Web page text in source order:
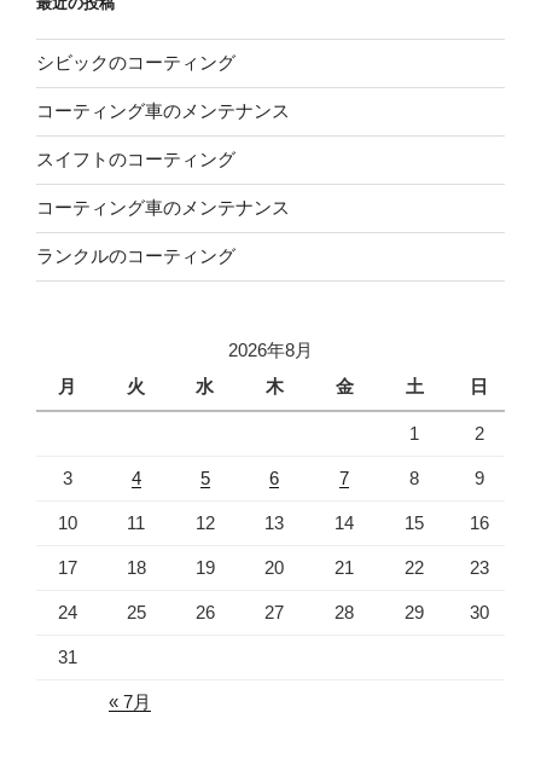
シビックのコーティング
コーティング車のメンテナンス
スイフトのコーティング
コーティング車のメンテナンス
ランクルのコーティング
2026年8月
月
火 水 木 金 土 日
1 2
3 4 5 6 7 8 9
10 11 12 13 14 15 16
17 18 19 20 21 22 23
24 25 26 27 28 29 30
31
« 7月